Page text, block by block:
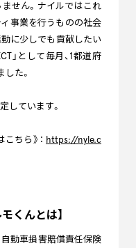
せん。ナイルではこれ
事業を行うものの社会
に少しでも貢献したい
」として毎月、1都道府
た。
しています。
ちら》： https://nyle.c
くんとは】
自動車損害賠償責任保険